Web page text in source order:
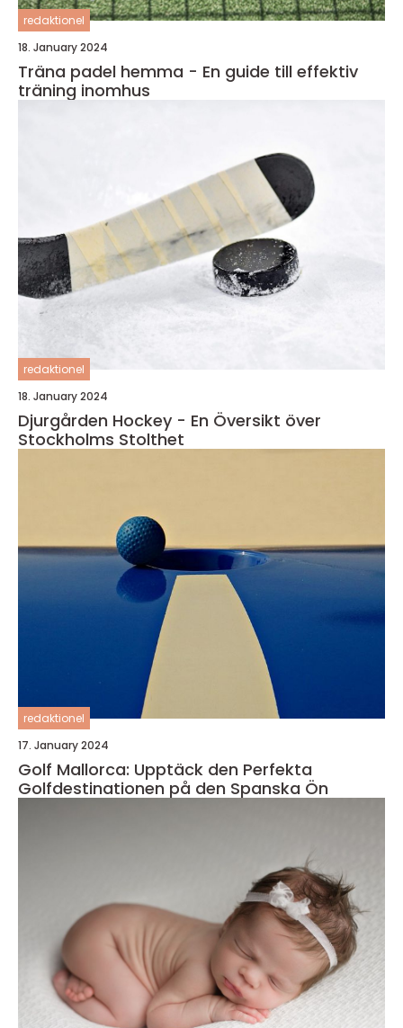
redaktionel
18. January 2024
Träna padel hemma - En guide till effektiv
träning inomhus
redaktionel
18. January 2024
Djurgården Hockey - En Översikt över
Stockholms Stolthet
redaktionel
17. January 2024
Golf Mallorca: Upptäck den Perfekta
Golfdestinationen på den Spanska Ön